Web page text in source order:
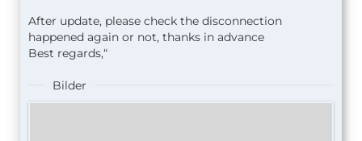
After update, please check the disconnection
happened again or not, thanks in advance
Best regards,“
Bilder